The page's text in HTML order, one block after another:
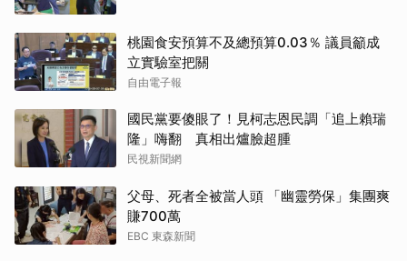
桃園食安預算不及總預算0.03％ 議員籲成
立實驗室把關
自由電子報
國民黨要傻眼了！見柯志恩民調「追上賴瑞
隆」嗨翻 真相出爐臉超腫
民視新聞網
父母、死者全被當人頭 「幽靈勞保」集團爽
賺700萬
EBC 東森新聞